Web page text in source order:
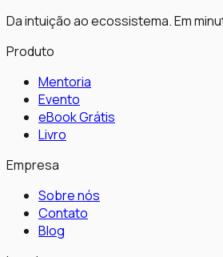
Da intuição ao ecossistema. Em
Produto
Mentoria
Evento
eBook Grátis
Livro
Empresa
Sobre nós
Contato
Blog